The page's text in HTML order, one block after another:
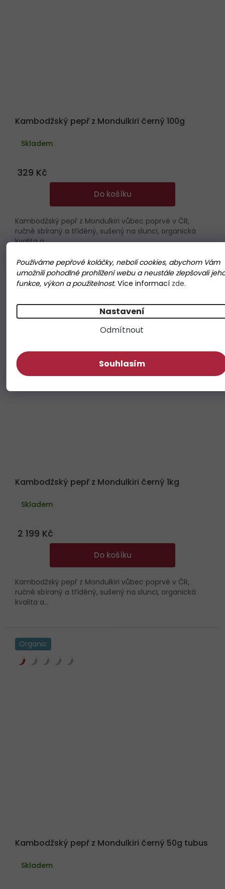
Používáme pepřové koláčky, neboli cookies, abychom Vám
umožnili pohodlné prohlížení webu a neustále zlepšovali
funkce, výkon a použitelnost. Více informací zde.
Nastavení
Odmítnout
Souhlasím
Kambodžský pepř z Mondulkiri černý 100g
Skladem
329 Kč
Do košíku
Kambodžský pepř z Mondulkiri vůbec poprvé v ČR,
ručně sbíraný a tříděný, sušený na slunci, organická
kvalita a...
Kambodžský pepř z Mondulkiri černý 1kg
Skladem
2 199 Kč
Do košíku
Kambodžský pepř z Mondulkiri vůbec poprvé v ČR,
ručně sbíraný a tříděný, sušený na slunci, organická
kvalita a...
Organic
Kambodžský pepř z Mondulkiri černý 50g tubus
Skladem